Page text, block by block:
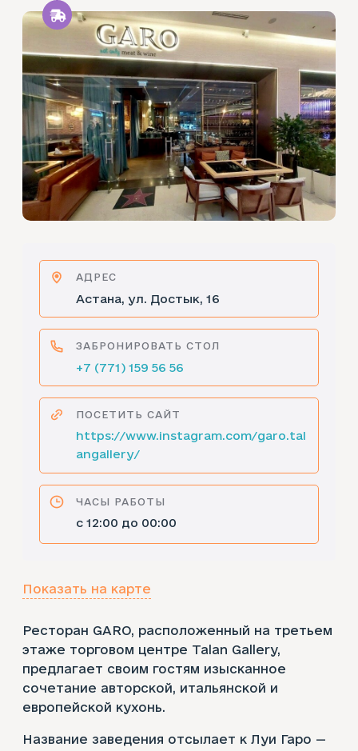
Ресторан GARO, расположенный на третьем
этаже торговом центре Talan Gallery,
предлагает своим гостям изысканное
сочетание авторской, итальянской и
европейской кухонь.
Название заведения отсылает к Луи Гаро —
АДРЕС
Астана, ул. Достык, 16
ЗАБРОНИРОВАТЬ СТОЛ
+7 (771) 159 56 56
ПОСЕТИТЬ САЙТ
https://www.instagram.com/garo.tal
angallery/
ЧАСЫ РАБОТЫ
с 12:00 до 00:00
Показать на карте